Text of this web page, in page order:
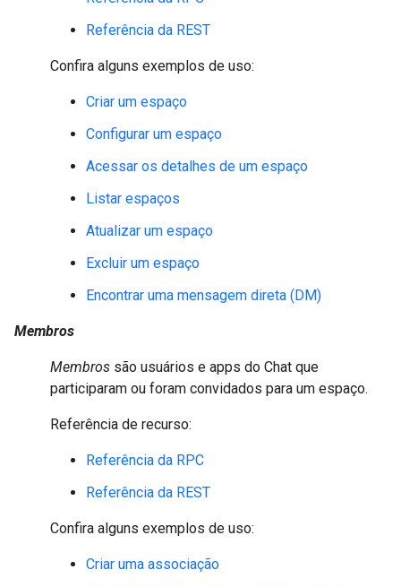
Referência da REST
Confira alguns exemplos de uso:
Criar um espaço
Configurar um espaço
Acessar os detalhes de um espaço
Listar espaços
Atualizar um espaço
Excluir um espaço
Encontrar uma mensagem direta (DM)
Membros
Membros são usuários e apps do Chat que
participaram ou foram convidados para um espaço.
Referência de recurso:
Referência da RPC
Referência da REST
Confira alguns exemplos de uso:
Criar uma associação